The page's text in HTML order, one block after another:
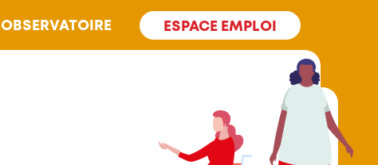
OBSERVATOIRE ESPACE EMPLOI